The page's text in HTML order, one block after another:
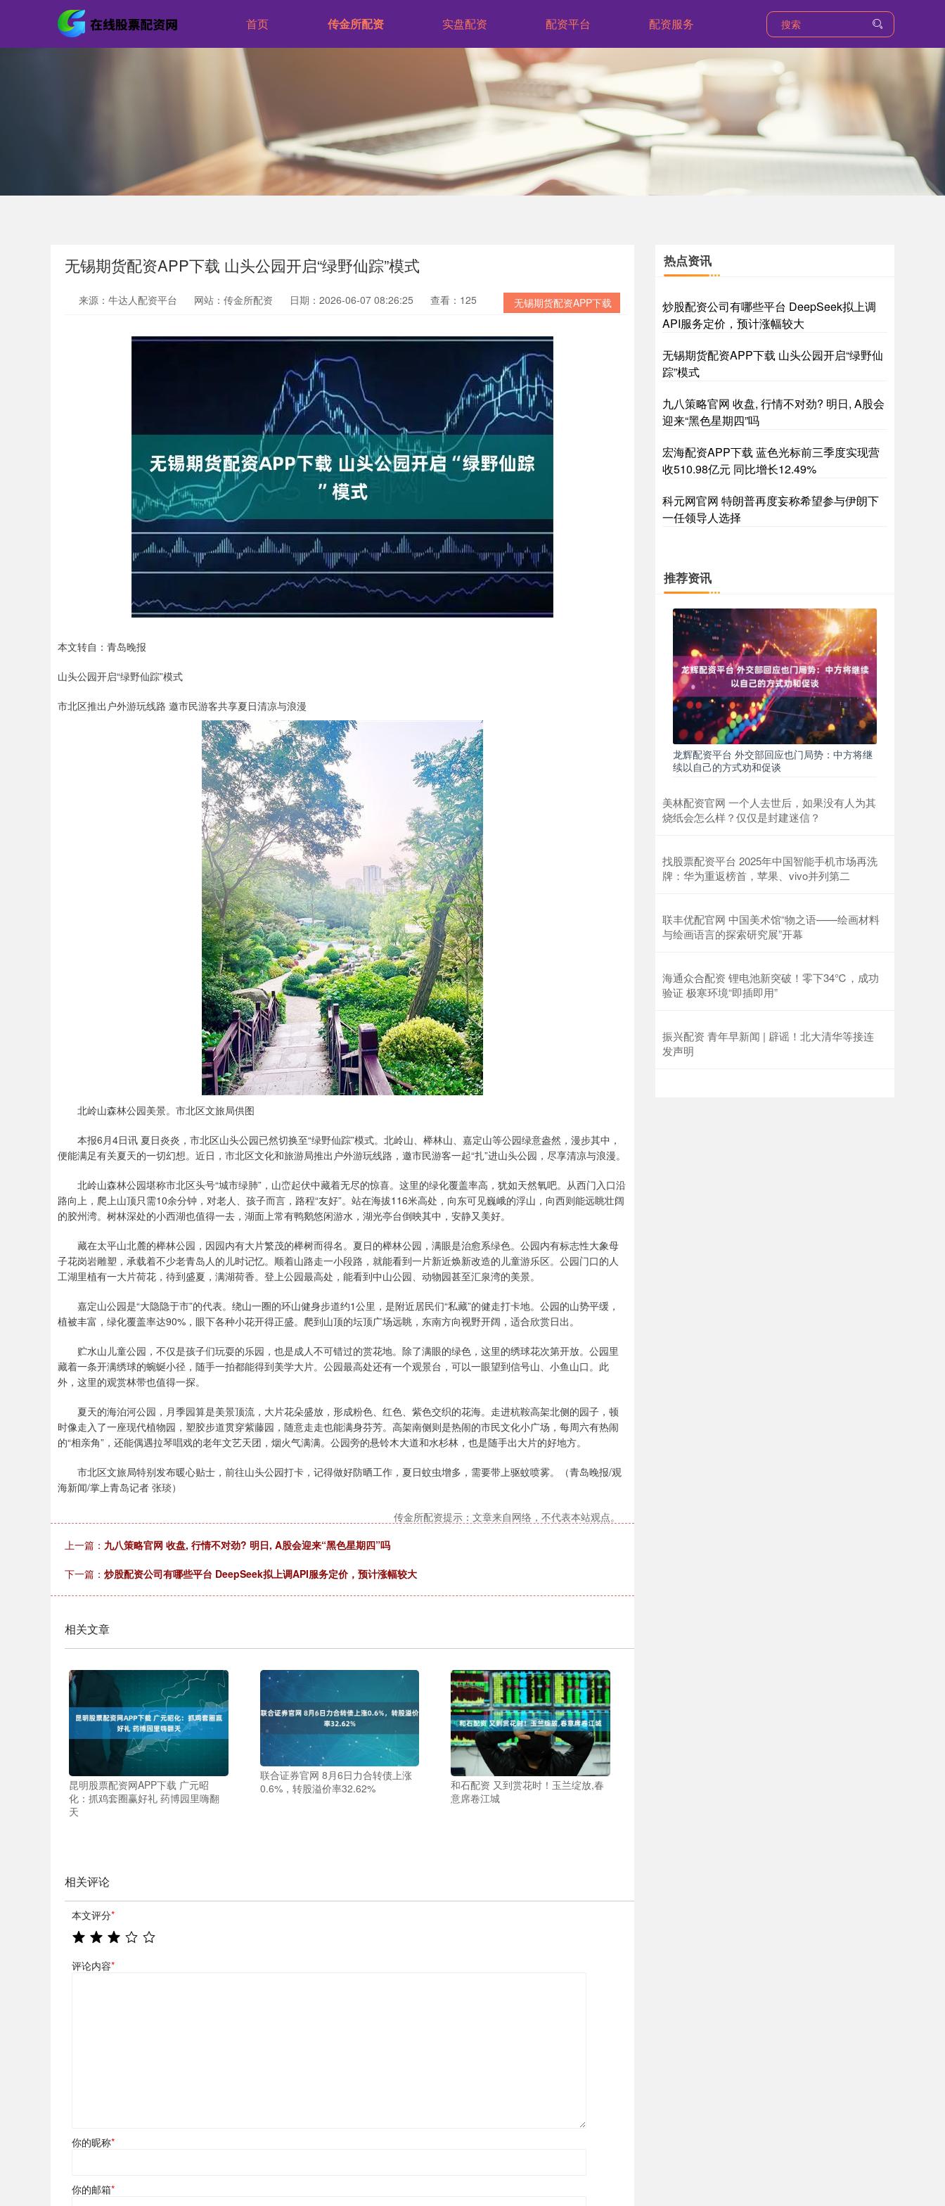
首页 传金所配资 实盘配资 配资平台 配资服务
无锡期货配资APP下载 山头公园开启“绿野仙踪”模式
无锡期货配资APP下载
来源：牛达人配资平台 网站：传金所配资 日期：2026-06-07 08:26:25 查看：125
本文转自：青岛晚报
山头公园开启“绿野仙踪”模式
市北区推出户外游玩线路 邀市民游客共享夏日清凉与浪漫
北岭山森林公园美景。市北区文旅局供图
本报6月4日讯 夏日炎炎，市北区山头公园已然切换至“绿野仙踪”模式。北岭山、榉林山、嘉定山等公园绿意盎然，漫步其中，
便能满足有关夏天的一切幻想。近日，市北区文化和旅游局推出户外游玩线路，邀市民游客一起“扎”进山头公园，尽享清凉与浪漫。
北岭山森林公园堪称市北区头号“城市绿肺”，山峦起伏中藏着无尽的惊喜。这里的绿化覆盖率高，犹如天然氧吧。从西门入口沿
路向上，爬上山顶只需10余分钟，对老人、孩子而言，路程“友好”。站在海拔116米高处，向东可见巍峨的浮山，向西则能远眺壮阔
的胶州湾。树林深处的小西湖也值得一去，湖面上常有鸭鹅悠闲游水，湖光亭台倒映其中，安静又美好。
藏在太平山北麓的榉林公园，因园内有大片繁茂的榉树而得名。夏日的榉林公园，满眼是治愈系绿色。公园内有标志性大象母
子花岗岩雕塑，承载着不少老青岛人的儿时记忆。顺着山路走一小段路，就能看到一片新近焕新改造的儿童游乐区。公园门口的人
工湖里植有一大片荷花，待到盛夏，满湖荷香。登上公园最高处，能看到中山公园、动物园甚至汇泉湾的美景。
嘉定山公园是“大隐隐于市”的代表。绕山一圈的环山健身步道约1公里，是附近居民们“私藏”的健走打卡地。公园的山势平缓，
植被丰富，绿化覆盖率达90%，眼下各种小花开得正盛。爬到山顶的坛顶广场远眺，东南方向视野开阔，适合欣赏日出。
贮水山儿童公园，不仅是孩子们玩耍的乐园，也是成人不可错过的赏花地。除了满眼的绿色，这里的绣球花次第开放。公园里
藏着一条开满绣球的蜿蜒小径，随手一拍都能得到美学大片。公园最高处还有一个观景台，可以一眼望到信号山、小鱼山口。此
外，这里的观赏林带也值得一探。
夏天的海泊河公园，月季园算是美景顶流，大片花朵盛放，形成粉色、红色、紫色交织的花海。走进杭鞍高架北侧的园子，顿
时像走入了一座现代植物园，塑胶步道贯穿紫藤园，随意走走也能满身芬芳。高架南侧则是热闹的市民文化小广场，每周六有热闹
的“相亲角”，还能偶遇拉琴唱戏的老年文艺天团，烟火气满满。公园旁的悬铃木大道和水杉林，也是随手出大片的好地方。
市北区文旅局特别发布暖心贴士，前往山头公园打卡，记得做好防晒工作，夏日蚊虫增多，需要带上驱蚊喷雾。（青岛晚报/观
海新闻/掌上青岛记者 张琰）
传金所配资提示：文章来自网络，不代表本站观点。
上一篇： 九八策略官网 收盘, 行情不对劲? 明日, A股会迎来“黑色星期四”吗
下一篇： 炒股配资公司有哪些平台 DeepSeek拟上调API服务定价，预计涨幅较大
相关文章
昆明股票配资网APP下载 广元昭
化：抓鸡套圈赢好礼 药博园里嗨翻
天
联合证券官网 8月6日力合转债上涨
0.6%，转股溢价率32.62%
和石配资 又到赏花时！玉兰绽放,春
意席卷江城
相关评论
本文评分*
评论内容*
你的昵称*
你的邮箱*
热点资讯
炒股配资公司有哪些平台 DeepSeek拟上调
API服务定价，预计涨幅较大
无锡期货配资APP下载 山头公园开启“绿野仙
踪”模式
九八策略官网 收盘, 行情不对劲? 明日, A股会
迎来“黑色星期四”吗
宏海配资APP下载 蓝色光标前三季度实现营
收510.98亿元 同比增长12.49%
科元网官网 特朗普再度妄称希望参与伊朗下
一任领导人选择
推荐资讯
龙辉配资平台 外交部回应也门局势：中方将继
续以自己的方式劝和促谈
美林配资官网 一个人去世后，如果没有人为其
烧纸会怎么样？仅仅是封建迷信？
找股票配资平台 2025年中国智能手机市场再洗
牌：华为重返榜首，苹果、vivo并列第二
联丰优配官网 中国美术馆“物之语——绘画材料
与绘画语言的探索研究展”开幕
海通众合配资 锂电池新突破！零下34℃，成功
验证 极寒环境“即插即用”
振兴配资 青年早新闻 | 辟谣！北大清华等接连
发声明